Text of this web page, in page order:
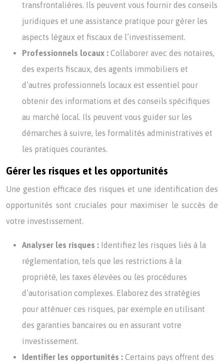
transfrontalières. Ils peuvent vous fournir des conseils
juridiques et une assistance pratique pour gérer les
aspects légaux et fiscaux de l’investissement.
Professionnels locaux : Collaborer avec des notaires,
des experts fiscaux, des agents immobiliers et
d’autres professionnels locaux est essentiel pour
obtenir des informations et des conseils spécifiques
au marché local. Ils peuvent vous guider sur les
démarches à suivre, les formalités administratives et
les pratiques courantes.
Gérer les risques et les opportunités
Une gestion efficace des risques et une identification des
opportunités sont cruciales pour maximiser le succès de
votre investissement.
Analyser les risques : Identifiez les risques liés à la
réglementation, tels que les restrictions à la
propriété, les taxes élevées ou les procédures
d’autorisation complexes. Elaborez des stratégies
pour atténuer ces risques, par exemple en utilisant
des garanties bancaires ou en assurant votre
investissement.
Identifier les opportunités : Certains pays offrent des